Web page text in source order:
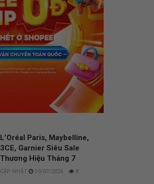
L’Oréal Paris, Maybelline,
3CE, Garnier Siêu Sale
Thương Hiệu Tháng 7
10/07/2026 8